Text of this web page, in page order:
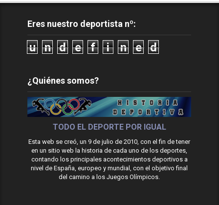
Eres nuestro deportista nº:
u n d e f i n e d
¿Quiénes somos?
TODO EL DEPORTE POR IGUAL
Esta web se creó, un 9 de julio de 2010, con el fin de tener
en un sitio web la historia de cada uno de los deportes,
contando los principales acontecimientos deportivos a
nivel de España, europeo y mundial, con el objetivo final
del camino a los Juegos Olímpicos.